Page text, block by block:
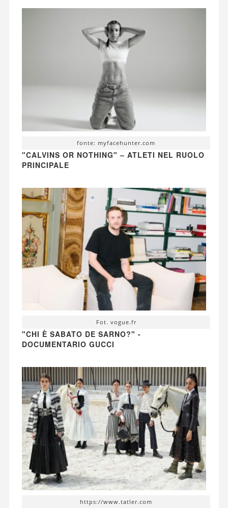
fonte: myfacehunter.com
"CALVINS OR NOTHING" – ATLETI NEL RUOLO
PRINCIPALE
Fot. vogue.fr
"CHI È SABATO DE SARNO?" -
DOCUMENTARIO GUCCI
https://www.tatler.com